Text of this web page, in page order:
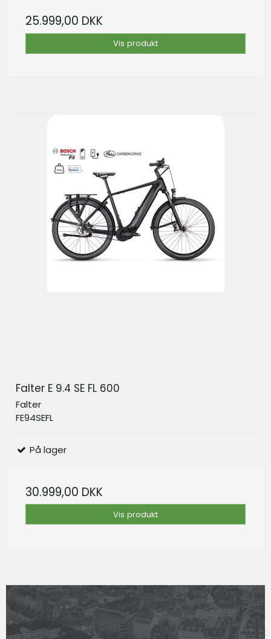
25.999,00 DKK
Vis produkt
Falter E 9.4 SE FL 600
Falter
FE94SEFL
På lager
30.999,00 DKK
Vis produkt